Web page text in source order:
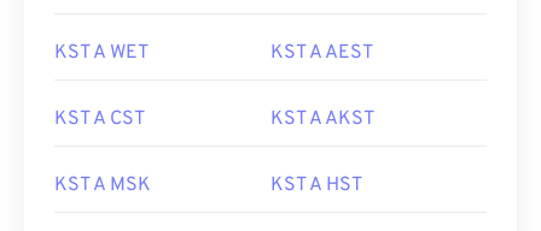
KST A WET KST A AEST
KST A CST KST A AKST
KST A MSK KST A HST